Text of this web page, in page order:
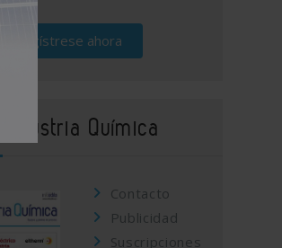
Regístrese ahora
Industria Química
Contacto
Publicidad
Suscripciones